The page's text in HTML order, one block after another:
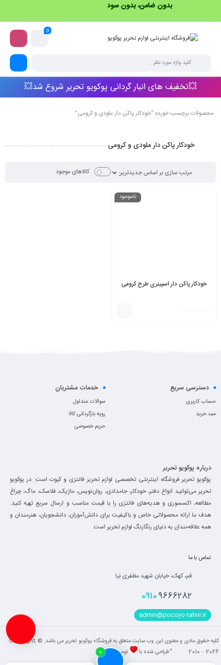
بدون ضامن، بدون سود
0
💥تخفیف های انبار گردانی پوکویو تحریر شروع شد💥
محصولات برچسب خورده “خودکار پاکن دار ملودی و کرومی”
خودکار پاکن دار ملودی و کرومی
کالاهای موجود
ناموجود
خودکار پاکن دار اسپینری طرح کرومی
0
دسترسی سریع
حساب کاربری
سبد خرید
خدمات مشتریان
سوالات متداول
رویه بازگردانی کالا
حریم خصوصی
درباره پوکویو تحریر
پوکویو تحریر فروشگاه اینترنتی تخصصی لوازم تحریر فانتزی و کیوت است. در پوکویو
تحریر می‌توانید انواع دفتر، خودکار، جامدادی، روان‌نویس، ماژیک، فلاسک، ماگ، چراغ
مطالعه، اکسسوری و هدیه‌های فانتزی را با قیمت مناسب و ارسال سریع تهیه کنید.
هدف ما ارائه محصولاتی خاص و باکیفیت برای دانش‌آموزان، دانشجویان، هنرمندان و
همه علاقه‌مندان به دنیای رنگارنگ لوازم تحریر است.
تماس با ما
قم، کهک، خیابان شهید مظفری نیا
09109666282
admin@pocoyo-tahrir.ir
کلیه حقوق مادی و معنوی این وب سایت متعلق به فروشگاه پوکویو تحریر می باشد. Copyright ©
2010 – 2026 “طراحی شده با
توسط فاضل “